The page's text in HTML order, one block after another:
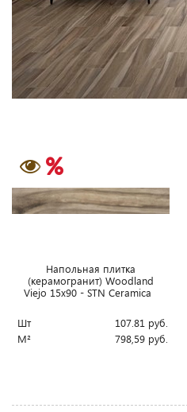
Напольная плитка
(керамогранит) Woodland
Viejo 15x90 - STN Ceramica
Шт 107.81 руб.
М²
798,59 руб.